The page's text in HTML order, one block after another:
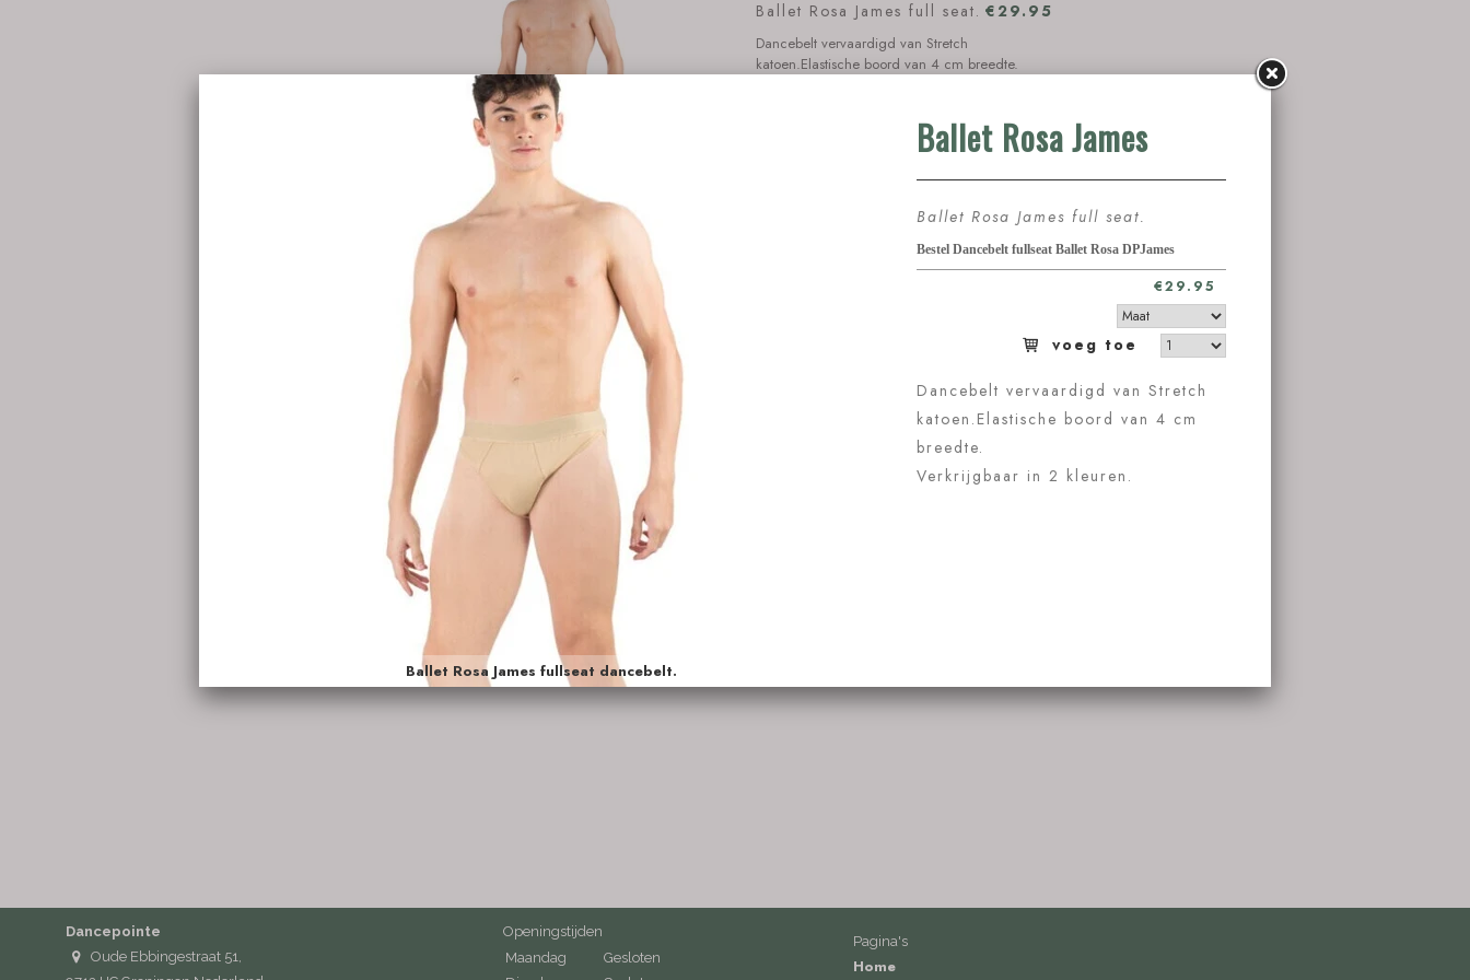
€29.95
Ballet Rosa James full seat.
Dancebelt vervaardigd van Stretch
katoen.Elastische boord van 4 cm breedte.
Dancepointe
Oude Ebbingestraat 51,
Openingstijden
Maandag
Gesloten
Pagina's
Home